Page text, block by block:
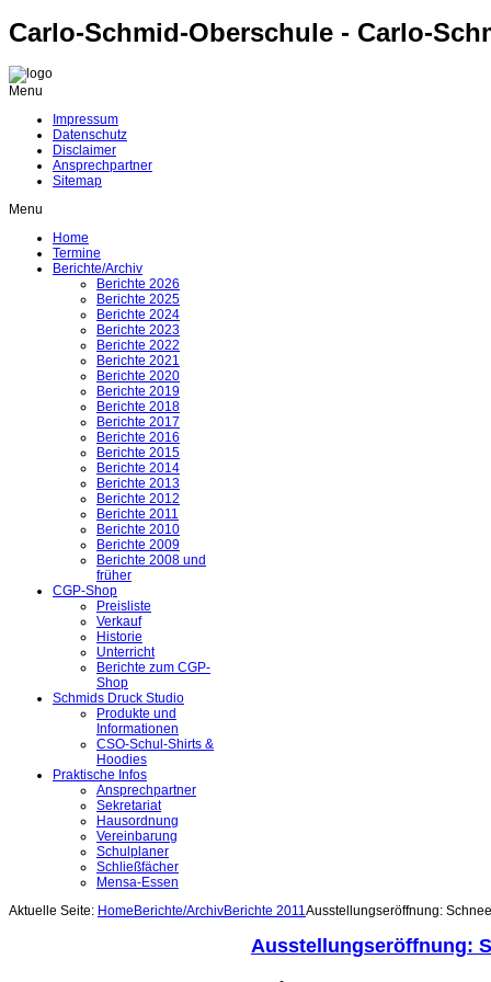
Carlo-Schmid-Oberschule - Carlo-
Menu
Impressum
Datenschutz
Disclaimer
Ansprechpartner
Sitemap
Menu
Home
Termine
Berichte/Archiv
Berichte 2026
Berichte 2025
Berichte 2024
Berichte 2023
Berichte 2022
Berichte 2021
Berichte 2020
Berichte 2019
Berichte 2018
Berichte 2017
Berichte 2016
Berichte 2015
Berichte 2014
Berichte 2013
Berichte 2012
Berichte 2011
Berichte 2010
Berichte 2009
Berichte 2008 und
früher
CGP-Shop
Preisliste
Verkauf
Historie
Unterricht
Berichte zum CGP-
Shop
Schmids Druck Studio
Produkte und
Informationen
CSO-Schul-Shirts &
Hoodies
Praktische Infos
Ansprechpartner
Sekretariat
Hausordnung
Vereinbarung
Schulplaner
Schließfächer
Mensa-Essen
Aktuelle Seite: Home Berichte/ArchivBerichte 2011Ausstellungseröffnung:
Ausstellungseröffnung: